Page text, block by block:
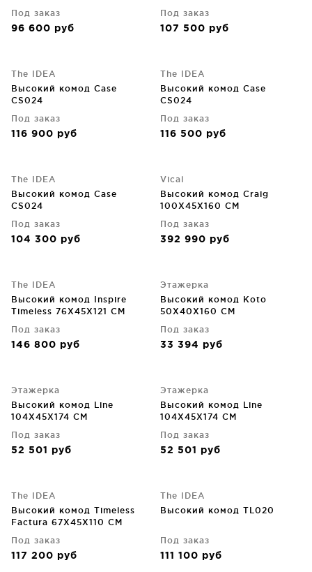
Под заказ
96 600 руб
Под заказ
107 500 руб
The IDEA
Высокий комод Case
CS024
Под заказ
116 900 руб
The IDEA
Высокий комод Case
CS024
Под заказ
116 500 руб
The IDEA
Высокий комод Case
CS024
Под заказ
104 300 руб
Vical
Высокий комод Craig
100X45X160 CM
Под заказ
392 990 руб
The IDEA
Высокий комод Inspire
Timeless 76X45X121 CM
Под заказ
146 800 руб
Этажерка
Высокий комод Koto
50X40X160 CM
Под заказ
33 394 руб
Этажерка
Высокий комод Line
104X45X174 CM
Под заказ
52 501 руб
Этажерка
Высокий комод Line
104X45X174 CM
Под заказ
52 501 руб
The IDEA
Высокий комод Timeless
Factura 67X45X110 CM
Под заказ
117 200 руб
The IDEA
Высокий комод TL020
Под заказ
111 100 руб